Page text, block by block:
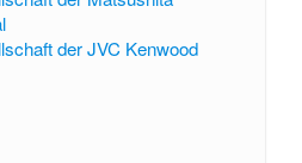
der JVC Kenwood